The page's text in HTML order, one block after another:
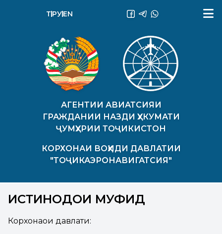
АГЕНТИИ АВИАТСИЯИ
ГРАЖДАНИИ НАЗДИ ҲУКУМАТИ
ҶУМҲУРИИ ТОҶИКИСТОН
КОРХОНАИ ВОҲИДИ ДАВЛАТИИ
"ТОҶИКАЭРОНАВИГАТСИЯ"
ТҶ РУEN
ИСТИНОДҲОИ МУФИД
Корхонаҳои давлати: